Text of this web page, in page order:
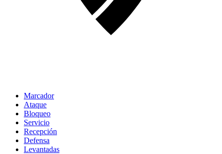
Marcador
Ataque
Bloqueo
Servicio
Recepción
Defensa
Levantadas